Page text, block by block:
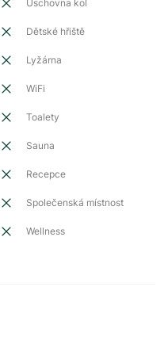
Úschovna kol
Dětské hřiště
Lyžárna
WiFi
Toalety
Sauna
Recepce
Společenská místnost
Wellness